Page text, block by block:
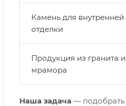
Камень для внутренней
отделки
Продукция из гранита и
мрамора
Наша задача — подобрать